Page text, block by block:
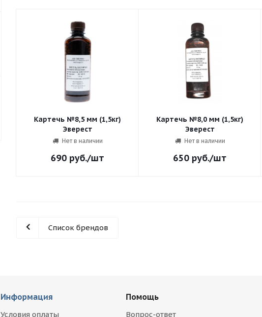
Картечь №8,5 мм (1,5кг)
Эверест
Нет в наличии
690 руб./шт
Картечь №8,0 мм (1,5кг)
Эверест
Нет в наличии
650 руб./шт
Список брендов
Информация
Условия оплаты
Помощь
Вопрос-ответ